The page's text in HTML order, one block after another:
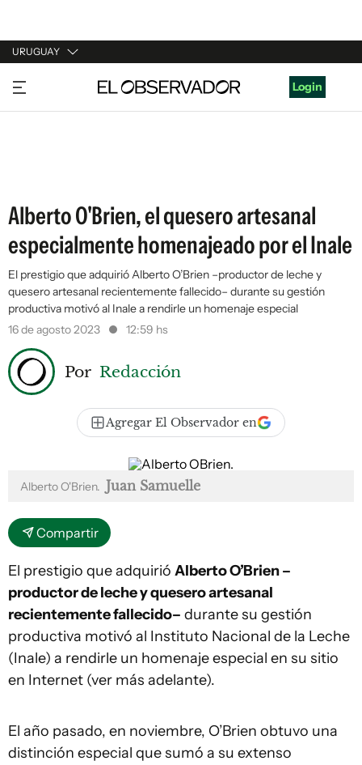
URUGUAY
URUGUAY
ARGENTINA
Login
Alberto O'Brien, el quesero artesanal
especialmente homenajeado por el Inale
El prestigio que adquirió Alberto O’Brien –productor de leche y
quesero artesanal recientemente fallecido– durante su gestión
productiva motivó al Inale a rendirle un homenaje especial
16 de agosto 2023
12:59 hs
Por Redacción
Agregar El Observador en
Alberto O'Brien. Juan Samuelle
Compartir
El prestigio que adquirió Alberto O’Brien –
productor de leche y quesero artesanal
recientemente fallecido– durante su gestión
productiva motivó al Instituto Nacional de la Leche
(Inale) a rendirle un homenaje especial en su sitio
en Internet (ver más adelante).
El año pasado, en noviembre, O’Brien obtuvo una
distinción especial que sumó a su extenso